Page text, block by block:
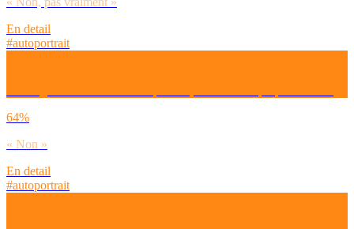
En detail
#autoportrait
64%
« Non »
En detail
#autoportrait